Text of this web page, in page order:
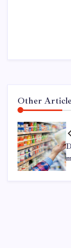
Other